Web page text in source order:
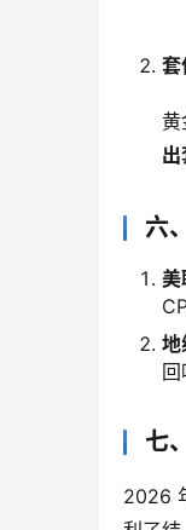
套
黄
六
美
地
七
2026